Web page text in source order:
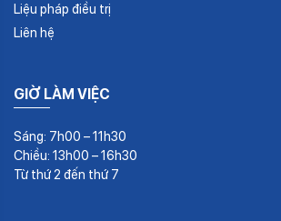
Liệu pháp điều trị
Liên hệ
GIỜ LÀM VIỆC
Sáng: 7h00 – 11h30
Chiều: 13h00 – 16h30
Từ thứ 2 đến thứ 7